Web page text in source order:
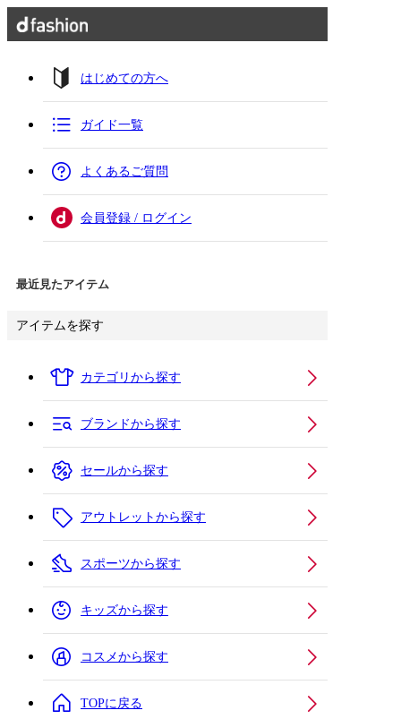
はじめての方へ
ガイド一覧
よくあるご質問
会員登録 / ログイン
最近見たアイテム
アイテムを探す
カテゴリから探す
ブランドから探す
セールから探す
アウトレットから探す
スポーツから探す
キッズから探す
コスメから探す
TOPに戻る